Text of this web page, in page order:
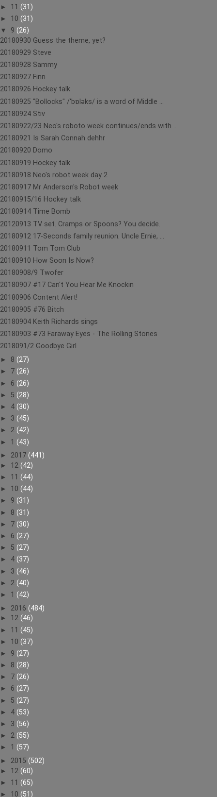
► 11 (31)
► 10 (31)
▼ 9 (26)
20180930 Guess the theme, yet?
20180929 Steve
20180928 Sammy
20180927 Finn
20180926 Hockey talk
20180925 "Bollocks" /ˈbɒləks/ is a word of Middle ...
20180924 Stiv
20180922/23 Neo's roboto week continues/ends with ...
20180921 Is Sarah Connah dehhr
20180920 Domo
20180919 Hockey talk
20180918 Neo's robot week day 2
20180917 Mr Anderson's Robot week
20180915/16 Hockey talk
20180914 Time Bomb
20120913 TV set. Cramps or Spoons? You decide.
20180912 17-Seconds family reunion. Uncle Ernie, ...
20180911 Tom Tom Club
20180910 How Soon Is Now?
20180908/9 Twofer
20180907 #17 Can't You Hear Me Knockin
20180906 Content Alert!
20180905 #76 Bitch
20180904 Keith Richards sings
20180903 #73 Faraway Eyes - The Rolling Stones
2018091/2 Goodbye Girl
► 8 (27)
► 7 (26)
► 6 (26)
► 5 (28)
► 4 (30)
► 3 (45)
► 2 (42)
► 1 (43)
► 2017 (441)
► 12 (42)
► 11 (44)
► 10 (44)
► 9 (31)
► 8 (31)
► 7 (30)
► 6 (27)
► 5 (27)
► 4 (37)
► 3 (46)
► 2 (40)
► 1 (42)
► 2016 (484)
► 12 (46)
► 11 (45)
► 10 (37)
► 9 (27)
► 8 (28)
► 7 (26)
► 6 (27)
► 5 (27)
► 4 (53)
► 3 (56)
► 2 (55)
► 1 (57)
► 2015 (502)
► 12 (60)
► 11 (65)
► 10 (51)